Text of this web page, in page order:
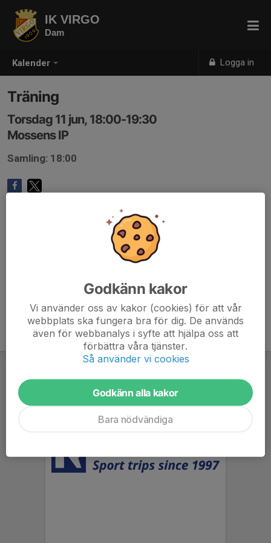
Kalender Logga in
IK VIRGO
Dam
Träning
Torsdag 11 jun, 18:00-19:30
Mossens IP
Samling: 18:00
Godkänn kakor
Vi använder oss av kakor (cookies) för att vår
webbplats ska fungera bra för dig. De används
även för webbanalys i syfte att hjälpa oss att
förbättra våra tjänster.
Så använder vi cookies
Godkänn alla kakor
Bara nödvändiga